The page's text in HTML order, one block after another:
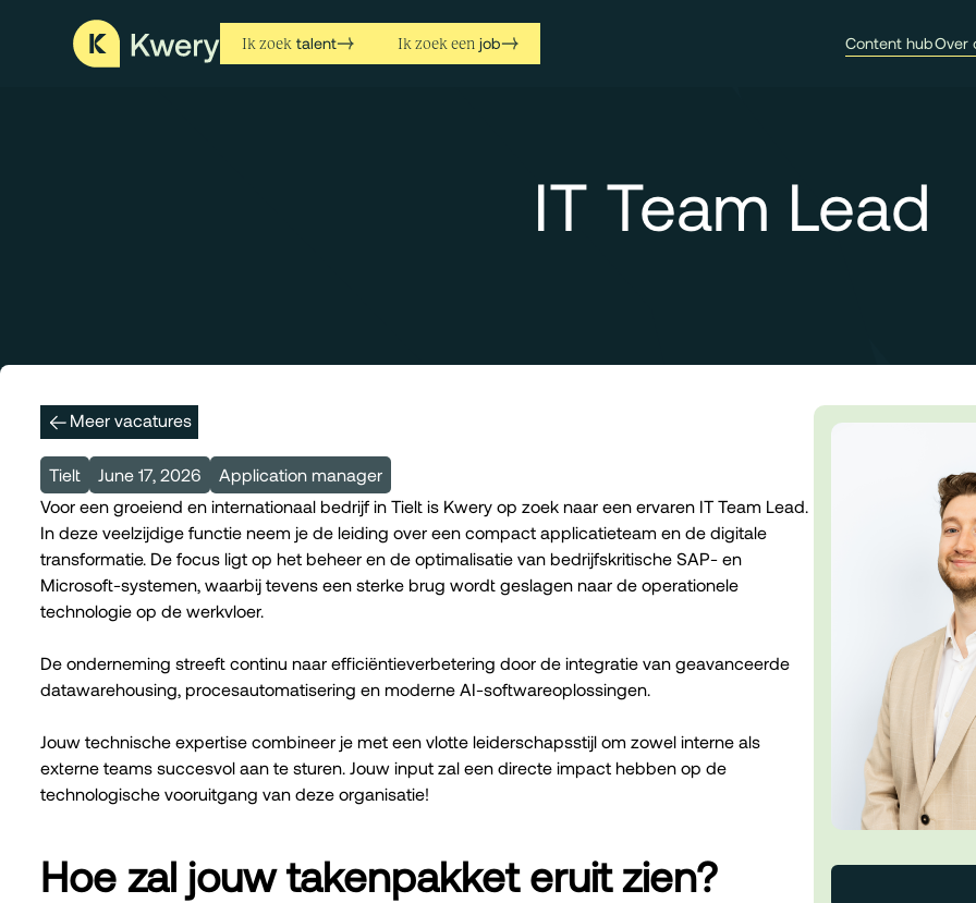
Ik zoek talent Ik zoek een job Content hubOver
IT Team Lead
Meer vacatures
Tielt June 17, 2026
Application manager
Voor een groeiend en internationaal bedrijf in Tielt is Kwery op zoek naar een ervaren IT Team Lead.
In deze veelzijdige functie neem je de leiding over een compact applicatieteam en de digitale
transformatie. De focus ligt op het beheer en de optimalisatie van bedrijfskritische SAP- en
Microsoft-systemen, waarbij tevens een sterke brug wordt geslagen naar de operationele
technologie op de werkvloer.
De onderneming streeft continu naar efficiëntieverbetering door de integratie van geavanceerde
datawarehousing, procesautomatisering en moderne AI-softwareoplossingen.
Jouw technische expertise combineer je met een vlotte leiderschapsstijl om zowel interne als
externe teams succesvol aan te sturen. Jouw input zal een directe impact hebben op de
technologische vooruitgang van deze organisatie!
Hoe zal jouw takenpakket eruit zien?